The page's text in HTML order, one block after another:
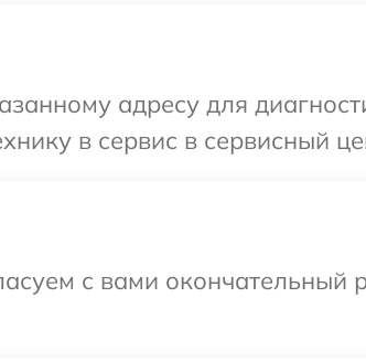
адресу для
в сервис в сервисный
с вами окончательный